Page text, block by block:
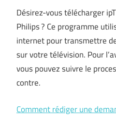
Désirez-vous télécharger
Philips ? Ce programme
internet pour transmettre
sur votre télévision. Pour
vous pouvez suivre le
contre.
Comment rédiger une